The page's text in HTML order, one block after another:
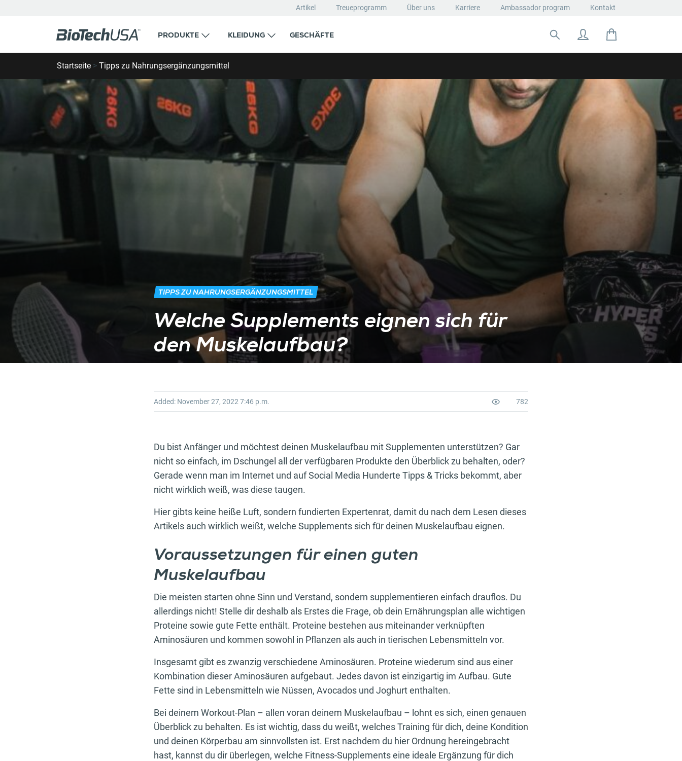
Artikel Treueprogramm Über uns Karriere Ambassador program Kontakt
PRODUKTE KLEIDUNG GESCHÄFTE
Suche nach:
Startseite > Tipps zu Nahrungsergänzungsmittel
TIPPS ZU NAHRUNGSERGÄNZUNGSMITTEL
Welche Supplements eignen sich für
den Muskelaufbau?
Added: November 27, 2022 7:46 p.m. 782
Du bist Anfänger und möchtest deinen Muskelaufbau mit Supplementen unterstützen? Gar
nicht so einfach, im Dschungel all der verfügbaren Produkte den Überblick zu behalten, oder?
Gerade wenn man im Internet und auf Social Media Hunderte Tipps & Tricks bekommt, aber
nicht wirklich weiß, was diese taugen.
Hier gibts keine heiße Luft, sondern fundierten Expertenrat, damit du nach dem Lesen dieses
Artikels auch wirklich weißt, welche Supplements sich für deinen Muskelaufbau eignen.
Voraussetzungen für einen guten
Muskelaufbau
Die meisten starten ohne Sinn und Verstand, sondern supplementieren einfach drauflos. Du
allerdings nicht! Stelle dir deshalb als Erstes die Frage, ob dein Ernährungsplan alle wichtigen
Proteine sowie gute Fette enthält. Proteine bestehen aus miteinander verknüpften
Aminosäuren und kommen sowohl in Pflanzen als auch in tierischen Lebensmitteln vor.
Insgesamt gibt es zwanzig verschiedene Aminosäuren. Proteine wiederum sind aus einer
Kombination dieser Aminosäuren aufgebaut. Jedes davon ist einzigartig im Aufbau. Gute
Fette sind in Lebensmitteln wie Nüssen, Avocados und Joghurt enthalten.
Bei deinem Workout-Plan – allen voran deinem Muskelaufbau – lohnt es sich, einen genauen
Überblick zu behalten. Es ist wichtig, dass du weißt, welches Training für dich, deine Kondition
und deinen Körperbau am sinnvollsten ist. Erst nachdem du hier Ordnung hereingebracht
hast, kannst du dir überlegen, welche Fitness-Supplements eine ideale Ergänzung für dich